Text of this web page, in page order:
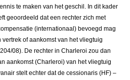
te maken van het geschil. In dit kader
geoordeeld dat een rechter zich met
(internationaal) bevoegd mag
of aankomst van het vliegtuig
08). De rechter in Charleroi zou dan
aankomst (Charleroi) van het vliegtuig
stelt echter dat de cessionaris (HF) –